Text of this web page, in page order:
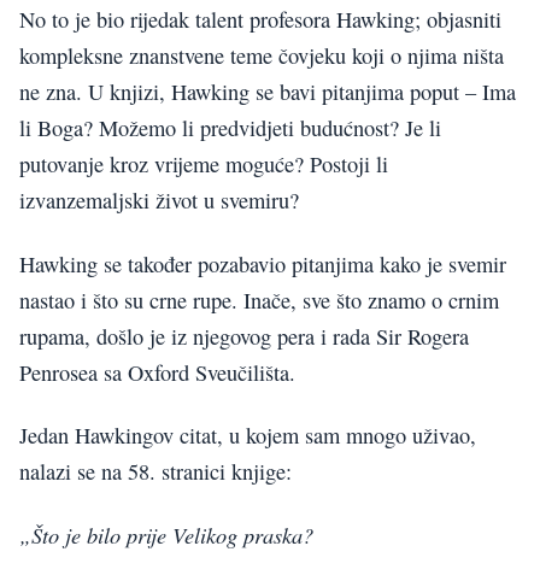
No to je bio rijedak talent profesora Hawking; objasniti
kompleksne znanstvene teme čovjeku koji o njima ništa
ne zna. U knjizi, Hawking se bavi pitanjima poput – Ima
li Boga? Možemo li predvidjeti budućnost? Je li
putovanje kroz vrijeme moguće? Postoji li
izvanzemaljski život u svemiru?
Hawking se također pozabavio pitanjima kako je svemir
nastao i što su crne rupe. Inače, sve što znamo o crnim
rupama, došlo je iz njegovog pera i rada Sir Rogera
Penrosea sa Oxford Sveučilišta.
Jedan Hawkingov citat, u kojem sam mnogo uživao,
nalazi se na 58. stranici knjige:
„Što je bilo prije Velikog praska?